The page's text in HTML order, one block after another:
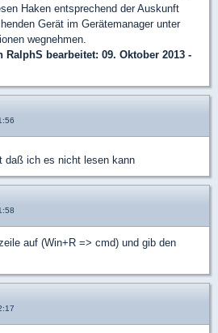
Haken entsprechend der Auskunft
Gerät im Gerätemanager unter
wegnehmen.
RalphS bearbeitet: 09. Oktober 2013 -
daß ich es nicht lesen kann
auf (Win+R => cmd) und gib den